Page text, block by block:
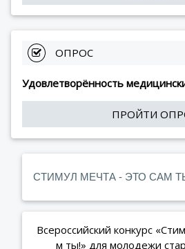
ОПРОС
Удовлетворённость
ПРОЙТИ
СТИМУЛ МЕЧТА - ЭТО САМ
Всероссийский конкурс
м ты!» для молодежи